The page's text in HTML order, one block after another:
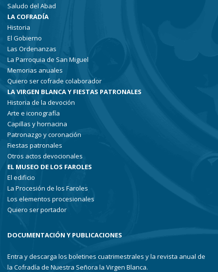
Saludo del Abad
LA COFRADÍA
Historia
El Gobierno
Las Ordenanzas
La Parroquia de San Miguel
Memorias anuales
Quiero ser cofrade colaborador
LA VIRGEN BLANCA Y FIESTAS PATRONALES
Historia de la devoción
Arte e iconografía
Capillas y hornacina
Patronazgo y coronación
Fiestas patronales
Otros actos devocionales
EL MUSEO DE LOS FAROLES
El edificio
La Procesión de los Faroles
Los elementos procesionales
Quiero ser portador
DOCUMENTACIÓN Y PUBLICACIONES
Entra y descarga los boletines cuatrimestrales y la revista anual de
la Cofradía de Nuestra Señora la Virgen Blanca.